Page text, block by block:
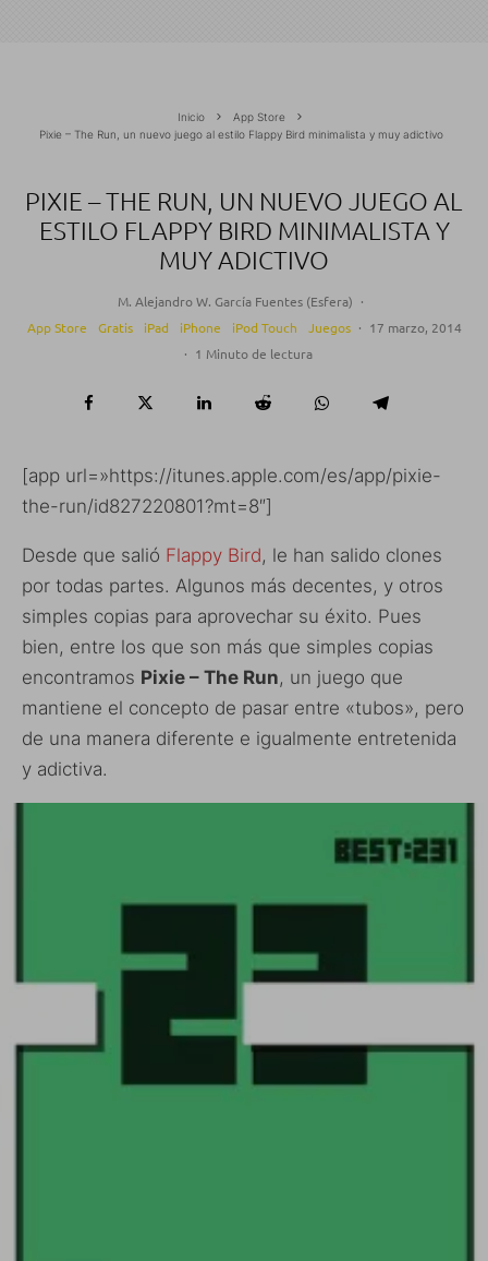
Inicio
App Store
Pixie – The Run, un nuevo juego al estilo Flappy Bird minimalista y muy adictivo
PIXIE – THE RUN, UN NUEVO JUEGO AL
ESTILO FLAPPY BIRD MINIMALISTA Y
MUY ADICTIVO
M. Alejandro W. García Fuentes (Esfera) ·
App Store
Gratis iPad iPhone iPod Touch Juegos · 17 marzo, 2014
· 1 Minuto de lectura
[app url=»https://itunes.apple.com/es/app/pixie-
the-run/id827220801?mt=8″]
Desde que salió Flappy Bird, le han salido clones
por todas partes. Algunos más decentes, y otros
simples copias para aprovechar su éxito. Pues
bien, entre los que son más que simples copias
encontramos Pixie – The Run, un juego que
mantiene el concepto de pasar entre «tubos», pero
de una manera diferente e igualmente entretenida
y adictiva.